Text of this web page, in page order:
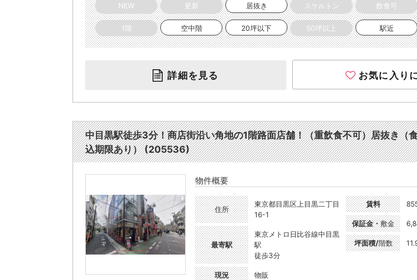
NEW 更新 居抜き スケルトン 飲食可
1階 空中階 20坪以下 50坪以上 駅近
詳細を見る お気に入り
中目黒駅徒歩3分！商店街沿い角地の1階路面店舗！（重飲食不可）居抜き（
込期限あり） (205536)
物件概要
住所
東京都目黒区上目黒二丁目
16-1
最寄駅
東京メトロ日比谷線中目黒
駅
徒歩3分
現況 物販
賃料
保証金・敷金
坪面積/階数